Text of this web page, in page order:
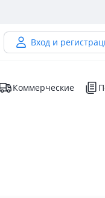
Вход и
Коммерческие